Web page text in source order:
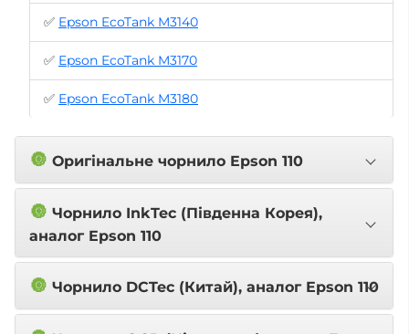
✅ Epson EcoTank M3140
✅ Epson EcoTank M3170
✅ Epson EcoTank M3180
🔘 Оригінальне чорнило Epson 110
🔘 Чорнило InkTec (Південна Корея),
аналог Epson 110
🔘 Чорнило DCTec (Китай), аналог Epson 110